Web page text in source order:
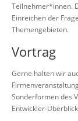
Teilnehmer*innen.
Einreichen der
Themengebieten.
Vortrag
Gerne halten wir
Sonderformen des
Entwickler-